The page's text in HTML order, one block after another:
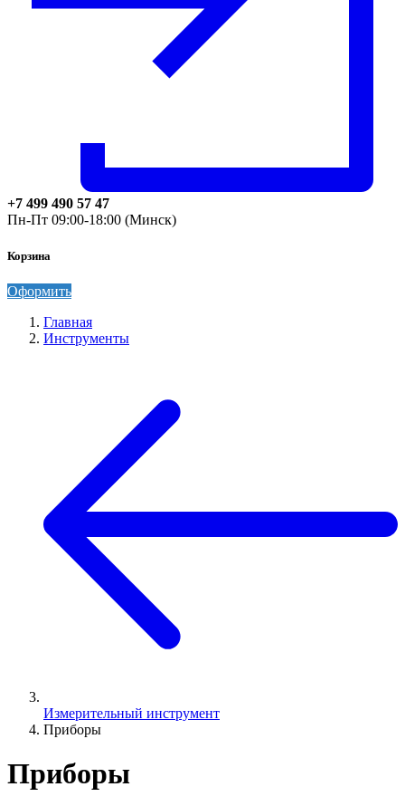
+7 499 490 57 47
Пн-Пт 09:00-18:00 (Минск)
Корзина
Оформить
Главная
Инструменты
Измерительный инструмент
Приборы
Приборы